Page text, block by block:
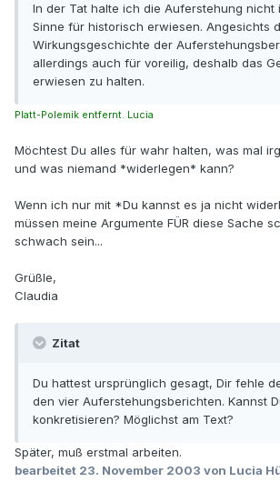
In der Tat halte ich die Auferstehung nicht
Sinne für historisch erwiesen. Angesichts
Wirkungsgeschichte der
allerdings auch für voreilig, deshalb das
erwiesen zu halten.
Platt-Polemik entfernt. Lucia
Möchtest Du alles für wahr halten, was mal
und was niemand *widerlegen* kann?
Wenn ich nur mit *Du kannst es ja nicht
müssen meine Argumente FÜR diese Sache
schwach sein...
Grüßle,
Claudia
Zitat
Du hattest ursprünglich gesagt, Dir fehle
den vier Auferstehungsberichten. Kannst
konkretisieren? Möglichst am Text?
Später, muß erstmal arbeiten.
bearbeitet 23. November 2003 von Lucia